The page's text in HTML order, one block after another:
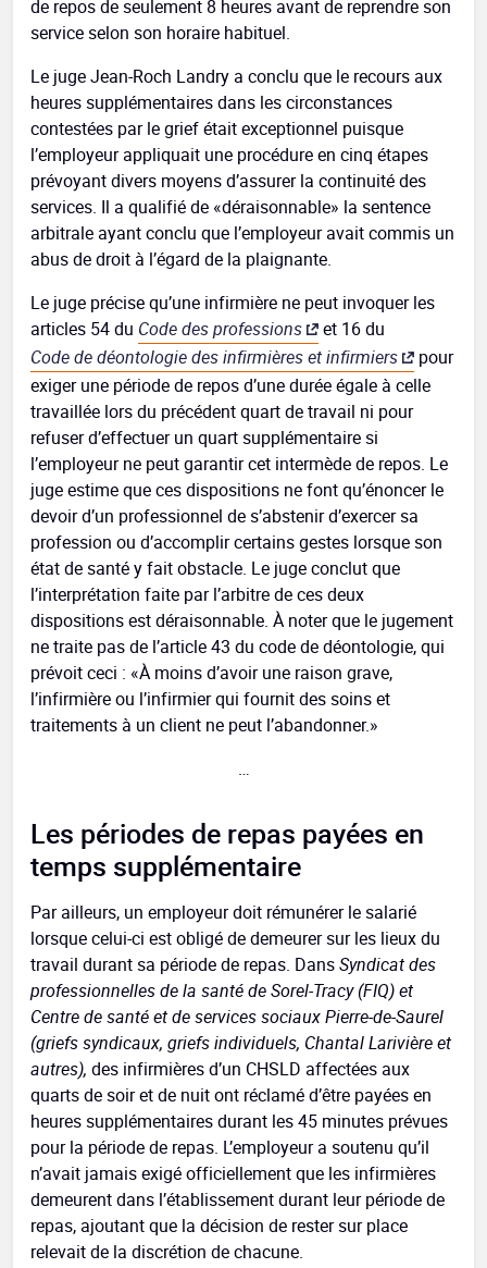
de repos de seulement 8 heures avant de reprendre son
service selon son horaire habituel.
Le juge Jean-Roch Landry a conclu que le recours aux
heures supplémentaires dans les circonstances
contestées par le grief était exceptionnel puisque
l’employeur appliquait une procédure en cinq étapes
prévoyant divers moyens d’assurer la continuité des
services. Il a qualifié de «déraisonnable» la sentence
arbitrale ayant conclu que l’employeur avait commis un
abus de droit à l’égard de la plaignante.
Le juge précise qu’une infirmière ne peut invoquer les
articles 54 du Code des professions
et 16 du
Code de déontologie des infirmières et infirmiers
pour
exiger une période de repos d’une durée égale à celle
travaillée lors du précédent quart de travail ni pour
refuser d’effectuer un quart supplémentaire si
l’employeur ne peut garantir cet intermède de repos. Le
juge estime que ces dispositions ne font qu’énoncer le
devoir d’un professionnel de s’abstenir d’exercer sa
profession ou d’accomplir certains gestes lorsque son
état de santé y fait obstacle. Le juge conclut que
l’interprétation faite par l’arbitre de ces deux
dispositions est déraisonnable. À noter que le jugement
ne traite pas de l’article 43 du code de déontologie, qui
prévoit ceci : «À moins d’avoir une raison grave,
l’infirmière ou l’infirmier qui fournit des soins et
traitements à un client ne peut l’abandonner.»
…
Les périodes de repas payées en
temps supplémentaire
Par ailleurs, un employeur doit rémunérer le salarié
lorsque celui-ci est obligé de demeurer sur les lieux du
travail durant sa période de repas. DansSyndicat des
professionnelles de la santé de Sorel-Tracy (FIQ) et
Centre de santé et de services sociaux Pierre-de-Saurel
(griefs syndicaux, griefs individuels, Chantal Larivière et
autres), des infirmières d’un CHSLD affectées aux
quarts de soir et de nuit ont réclamé d’être payées en
heures supplémentaires durant les 45 minutes prévues
pour la période de repas. L’employeur a soutenu qu’il
n’avait jamais exigé officiellement que les infirmières
demeurent dans l’établissement durant leur période de
repas, ajoutant que la décision de rester sur place
relevait de la discrétion de chacune.